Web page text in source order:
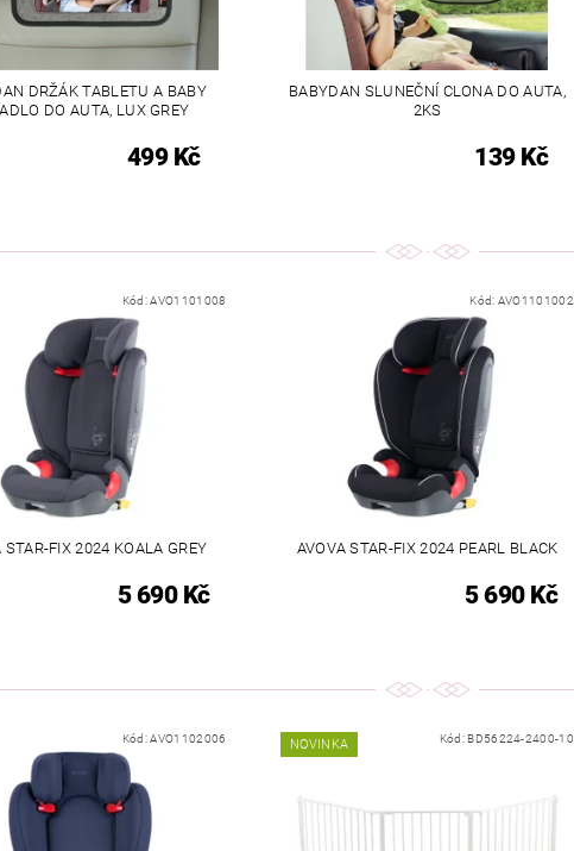
DRŽÁK TABLETU A BABY
DO AUTA, LUX GREY
499 Kč
BABYDAN SLUNEČNÍ CLONA DO AUTA,
2KS
139 Kč
Kód:AVO1101008
STAR-FIX 2024 KOALA GREY
5 690 Kč
Kód: AVO1101002
AVOVA STAR-FIX 2024 PEARL BLACK
5 690 Kč
Kód:AVO1102006 NOVINKA Kód: BD56224-2400-10